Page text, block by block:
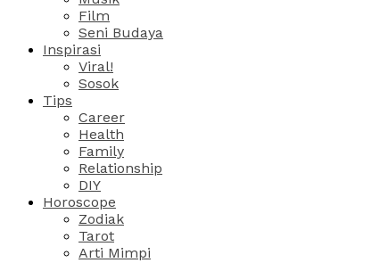
Film
Seni Budaya
Inspirasi
Viral!
Sosok
Tips
Career
Health
Family
Relationship
DIY
Horoscope
Zodiak
Tarot
Arti Mimpi